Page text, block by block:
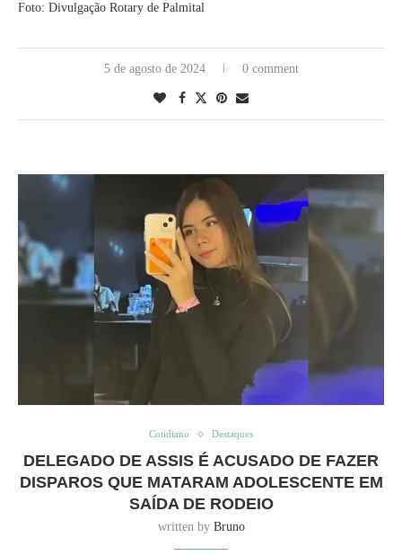
Foto: Divulgação Rotary de Palmital
5 de agosto de 2024 0 comment
Cotidiano Destaques
DELEGADO DE ASSIS É ACUSADO DE FAZER
DISPAROS QUE MATARAM ADOLESCENTE EM
SAÍDA DE RODEIO
written by Bruno